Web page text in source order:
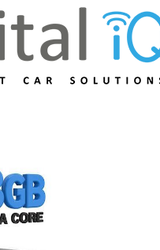
9% Έκπτωση